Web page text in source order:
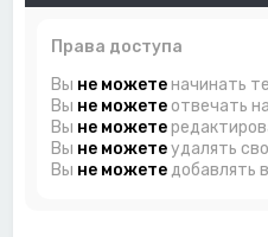
Права доступа
Вы не можетеначинать
Вы не можетеотвечать
Вы не можете
Вы не можетеудалять
Вы не можетедобавлять